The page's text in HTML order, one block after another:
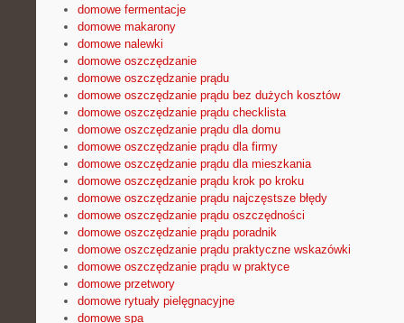
domowe fermentacje
domowe makarony
domowe nalewki
domowe oszczędzanie
domowe oszczędzanie prądu
domowe oszczędzanie prądu bez dużych kosztów
domowe oszczędzanie prądu checklista
domowe oszczędzanie prądu dla domu
domowe oszczędzanie prądu dla firmy
domowe oszczędzanie prądu dla mieszkania
domowe oszczędzanie prądu krok po kroku
domowe oszczędzanie prądu najczęstsze błędy
domowe oszczędzanie prądu oszczędności
domowe oszczędzanie prądu poradnik
domowe oszczędzanie prądu praktyczne wskazówki
domowe oszczędzanie prądu w praktyce
domowe przetwory
domowe rytuały pielęgnacyjne
domowe spa